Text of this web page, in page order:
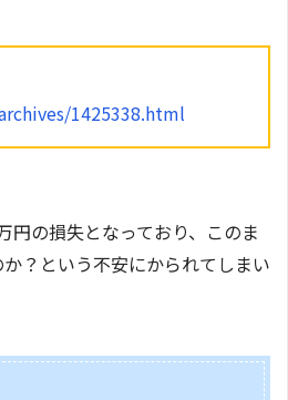
1425338.html
円の損失となっており、このま
？という不安にかられてしまい